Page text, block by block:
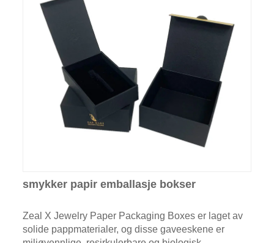
smykker papir emballasje bokser
Zeal X Jewelry Paper Packaging Boxes er laget av
solide pappmaterialer, og disse gaveeskene er